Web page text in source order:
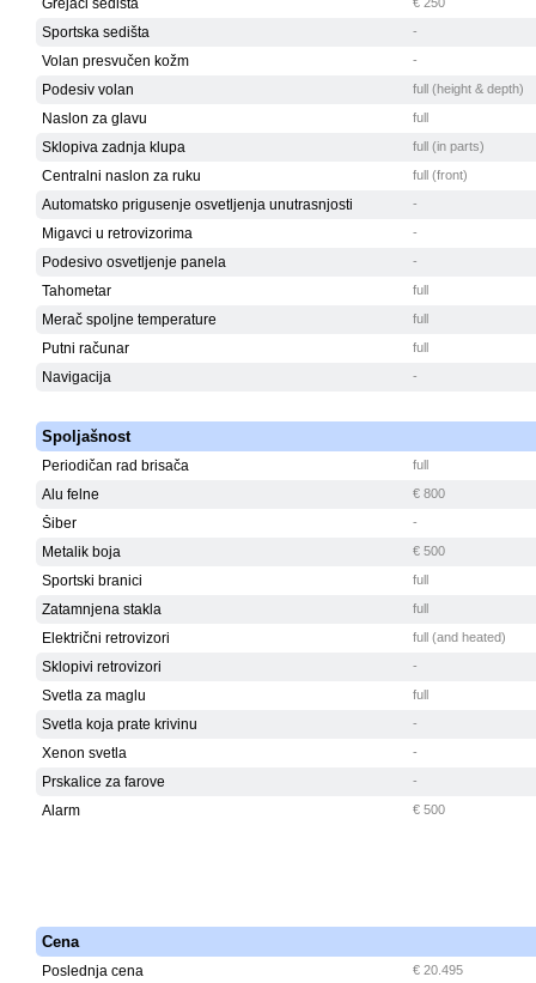
Grejači sedišta
Sportska sedišta -
Volan presvučen kožm -
Podesiv volan full (height & depth)
Naslon za glavu full
Sklopiva zadnja klupa full (in parts)
Centralni naslon za ruku full (front)
Automatsko prigusenje osvetljenja unutrasnjosti -
Migavci u retrovizorima -
Podesivo osvetljenje panela -
Tahometar full
Merač spoljne temperature full
Putni računar full
Navigacija -
Spoljašnost
Periodičan rad brisača full
Alu felne € 800
Šiber -
Metalik boja € 500
Sportski branici full
Zatamnjena stakla full
Električni retrovizori full (and heated)
Sklopivi retrovizori -
Svetla za maglu full
Svetla koja prate krivinu -
Xenon svetla -
Prskalice za farove -
Alarm € 500
Cena
Poslednja cena € 20.495